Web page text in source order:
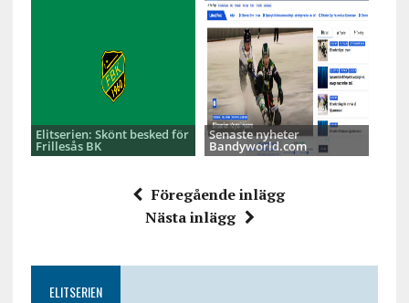
Elitserien: Skönt besked för
Frillesås BK
Senaste nyheter
Bandyworld.com
Föregående inlägg
Nästa inlägg
ELITSERIEN